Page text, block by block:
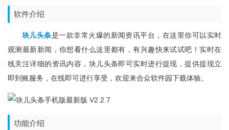
软件介绍
块儿头条是一款非常火爆的新闻资讯平台，在这里你可以实时
观测最新新闻，你想看什么这里都有，有兴趣快来试试吧！实时在
线关注详细的资讯内容，块儿头条即可实时进行提现，提供提现立
即到账服务，在线即可进行享受，欢迎来合众软件园下载体验。
功能介绍